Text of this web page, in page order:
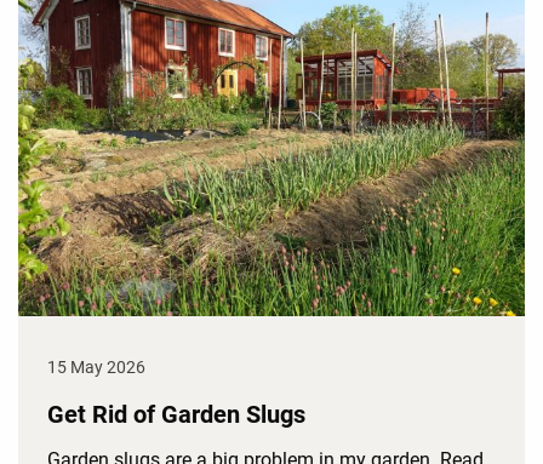
15 May 2026
Get Rid of Garden Slugs
Garden slugs are a big problem in my garden. Read